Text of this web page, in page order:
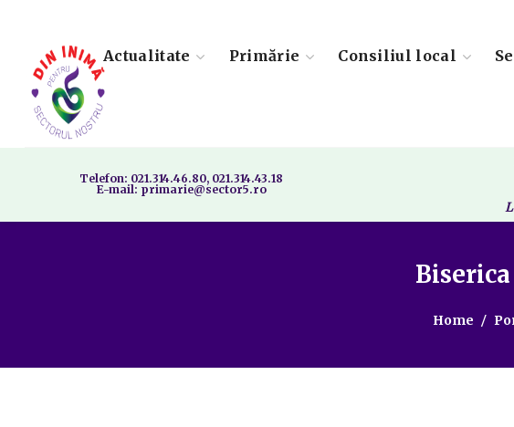
Actualitate Primărie Consiliul local
Telefon: 021.314.46.80, 021.314.43.18
E-mail: primarie@sector5.ro
Home